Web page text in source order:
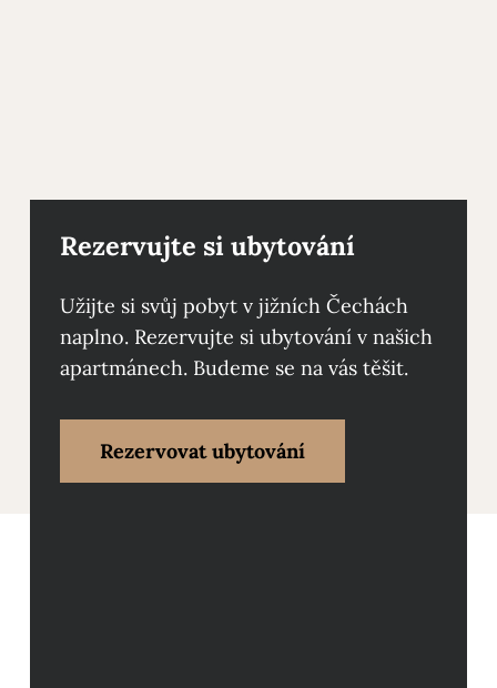
Rezervujte si ubytování
Užijte si svůj pobyt v jižních Čechách
naplno. Rezervujte si ubytování v našich
apartmánech. Budeme se na vás těšit.
Rezervovat ubytování